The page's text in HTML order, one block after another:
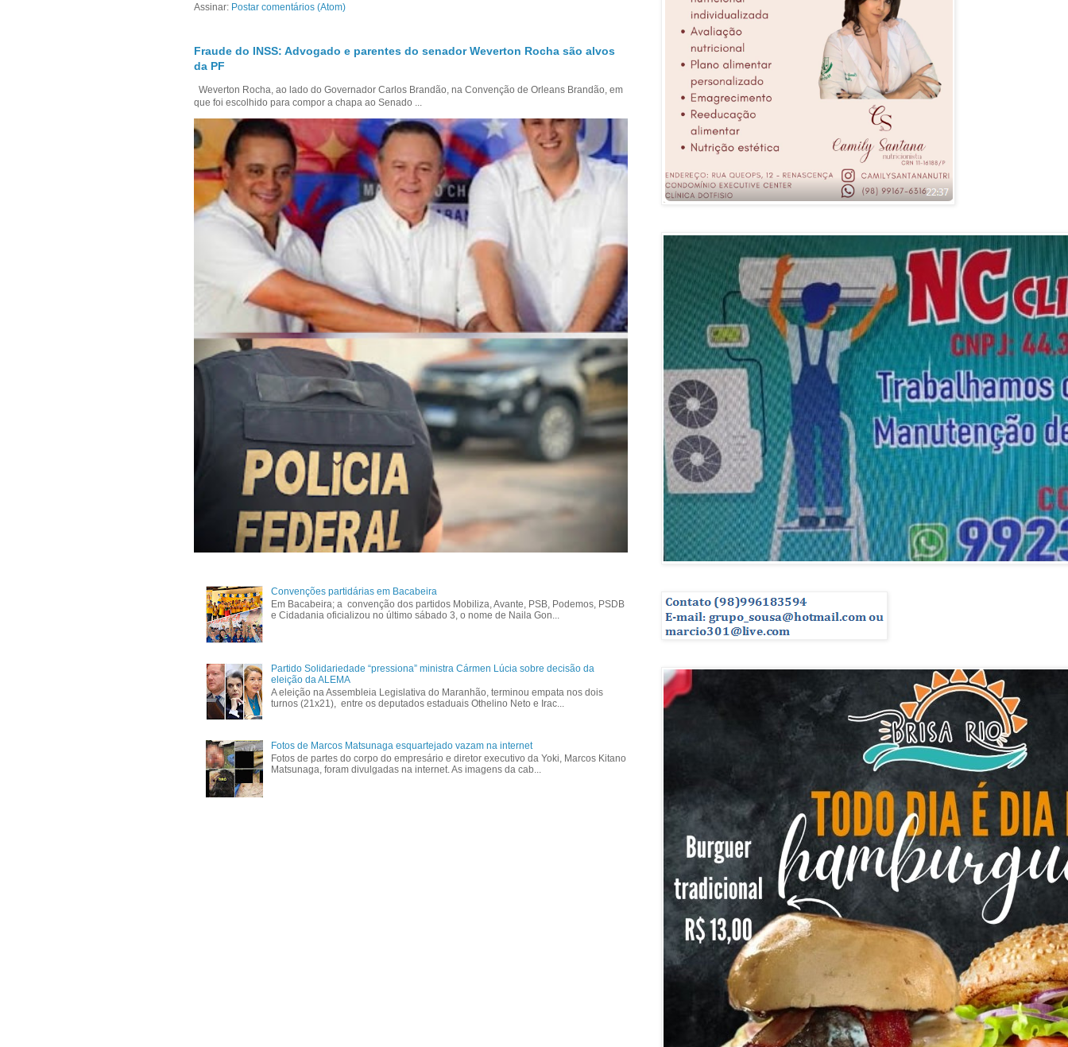
Assinar: Postar comentários (Atom)
Fraude do INSS: Advogado e parentes do senador Weverton Rocha são alvos
da PF
Weverton Rocha, ao lado do Governador Carlos Brandão, na Convenção de Orleans Brandão, em
que foi escolhido para compor a chapa ao Senado ...
Convenções partidárias em Bacabeira
Em Bacabeira; a convenção dos partidos Mobiliza, Avante, PSB, Podemos, PSDB
e Cidadania oficializou no último sábado 3, o nome de Naila Gon...
Partido Solidariedade “pressiona” ministra Cármen Lúcia sobre decisão da
eleição da ALEMA
A eleição na Assembleia Legislativa do Maranhão, terminou empata nos dois
turnos (21x21), entre os deputados estaduais Othelino Neto e Irac...
Fotos de Marcos Matsunaga esquartejado vazam na internet
Fotos de partes do corpo do empresário e diretor executivo da Yoki, Marcos Kitano
Matsunaga, foram divulgadas na internet. As imagens da cab...